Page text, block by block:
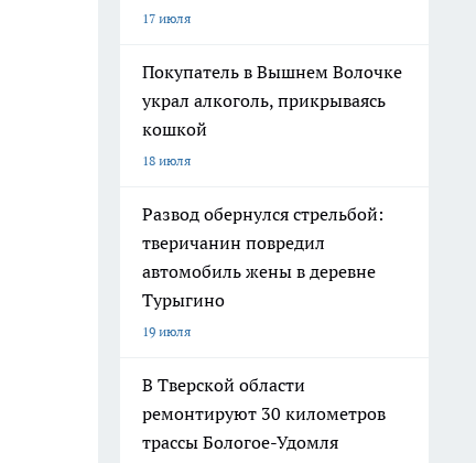
17 июля
Покупатель в Вышнем Волочке
украл алкоголь, прикрываясь
кошкой
18 июля
Развод обернулся стрельбой:
тверичанин повредил
автомобиль жены в деревне
Турыгино
19 июля
В Тверской области
ремонтируют 30 километров
трассы Бологое-Удомля